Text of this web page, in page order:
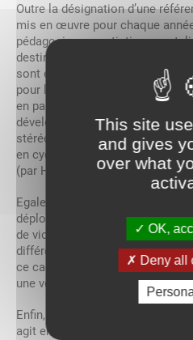
Outre la désignation d’une
mis en œuvre pour chaque
pédagogiques ; artistiques ;
destination des agents et des
sont engagés plusieurs projets
pour le théâtre en partenariat
en partenariat avec Villeurbanne
développement d’ateliers
stéréotypes de genre dans le
en cycle découverte ;
(par Hélène MARQUIE
Egalement, le conservatoire a
déployé un protocole contre
de violence, avec 7 référents
différents corps de
ce cadre un dispositif
une volonté d’accompagnement
Enfin, en qualité de collectivité
agit en faveur de la promotion
This site
and gives
over what
OK,
Deny all